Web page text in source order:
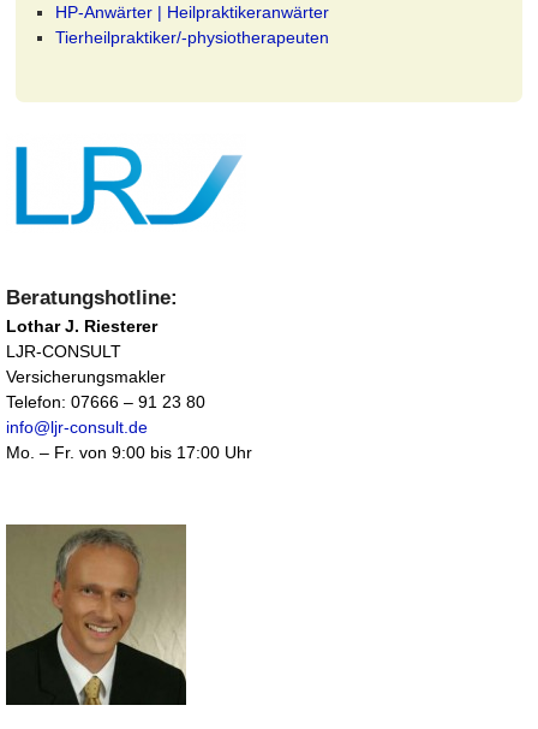
HP-Anwärter | Heilpraktikeranwärter
Tierheilpraktiker/-physiotherapeuten
Beratungshotline:
Lothar J. Riesterer
LJR-CONSULT
Versicherungsmakler
Telefon: 07666 – 91 23 80
info@ljr-consult.de
Mo. – Fr. von 9:00 bis 17:00 Uhr